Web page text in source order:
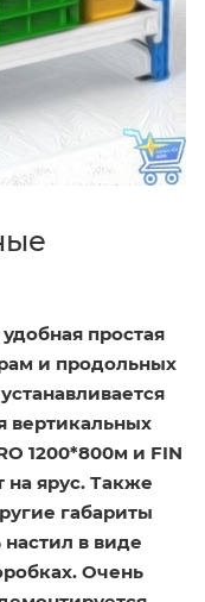
простая
и продольных
вертикальных
1200*800м и FIN
на ярус. Также
габариты
настил в виде
Очень